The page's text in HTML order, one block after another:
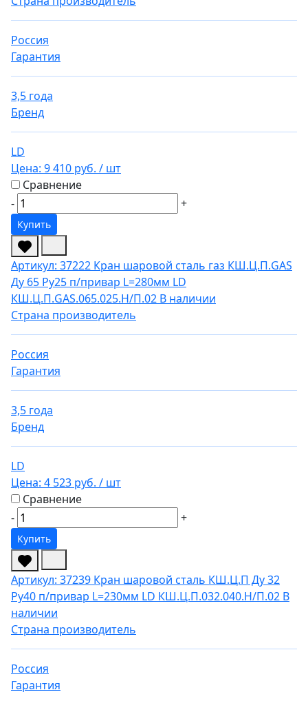
Россия
Гарантия
3,5 года
Бренд
LD
Цена: 9 410 руб. / шт
Сравнение
-
+
Купить
Артикул: 37222 Кран шаровой сталь газ КШ.Ц.П.GAS
Ду 65 Ру25 п/привар L=280мм LD
КШ.Ц.П.GAS.065.025.Н/П.02 В наличии
Страна производитель
Россия
Гарантия
3,5 года
Бренд
LD
Цена: 4 523 руб. / шт
Сравнение
-
+
Купить
Артикул: 37239 Кран шаровой сталь КШ.Ц.П Ду 32
Ру40 п/привар L=230мм LD КШ.Ц.П.032.040.Н/П.02 В
наличии
Страна производитель
Россия
Гарантия